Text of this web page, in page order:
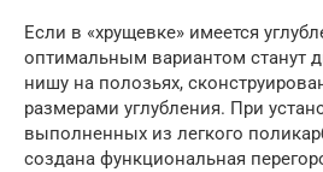
Если в «хрущевке» имеется
оптимальным вариантом станут
нишу на полозьях,
размерами углубления. При
выполненных из легкого
создана функциональная